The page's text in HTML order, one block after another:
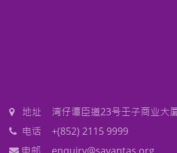
地址
湾仔谭臣道23号壬子商业大
电话
+(852) 2115 9999